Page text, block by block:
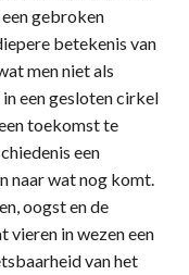
gebroken
betekenis van
men niet als
een gesloten cirkel
toekomst te
een
naar wat nog komt.
oogst en de
vieren in wezen een
van het